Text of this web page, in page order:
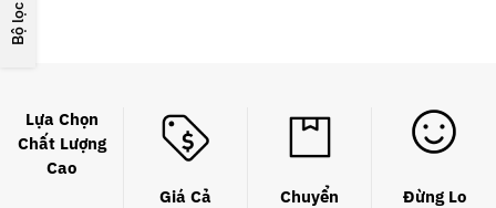
Bộ lọc
Lựa Chọn
Chất Lượng
Cao
Giá Cả
Chuyển
Đừng Lo